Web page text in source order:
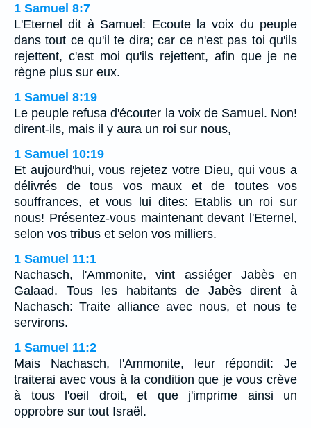
1 Samuel 8:7
L'Eternel dit à Samuel: Ecoute la voix du peuple
dans tout ce qu'il te dira; car ce n'est pas toi qu'ils
rejettent, c'est moi qu'ils rejettent, afin que je ne
règne plus sur eux.
1 Samuel 8:19
Le peuple refusa d'écouter la voix de Samuel. Non!
dirent-ils, mais il y aura un roi sur nous,
1 Samuel 10:19
Et aujourd'hui, vous rejetez votre Dieu, qui vous a
délivrés de tous vos maux et de toutes vos
souffrances, et vous lui dites: Etablis un roi sur
nous! Présentez-vous maintenant devant l'Eternel,
selon vos tribus et selon vos milliers.
1 Samuel 11:1
Nachasch, l'Ammonite, vint assiéger Jabès en
Galaad. Tous les habitants de Jabès dirent à
Nachasch: Traite alliance avec nous, et nous te
servirons.
1 Samuel 11:2
Mais Nachasch, l'Ammonite, leur répondit: Je
traiterai avec vous à la condition que je vous crève
à tous l'oeil droit, et que j'imprime ainsi un
opprobre sur tout Israël.